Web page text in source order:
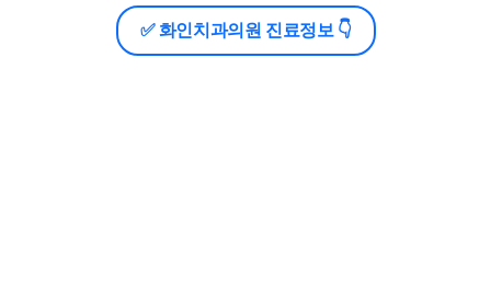
✅ 화인치과의원 진료정보 👇